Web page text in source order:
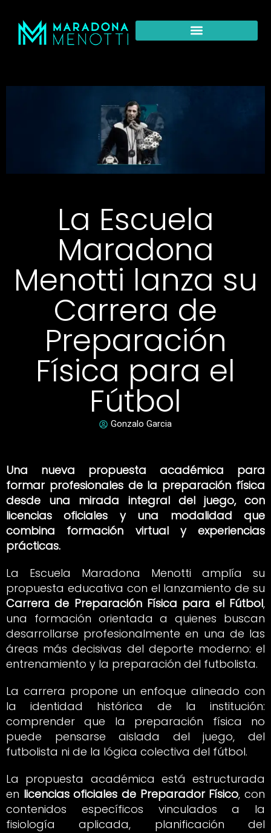
La Escuela
Maradona
Menotti lanza su
Carrera de
Preparación
Física para el
Fútbol
Gonzalo Garcia
Una nueva propuesta académica para
formar profesionales de la preparación física
desde una mirada integral del juego, con
licencias oficiales y una modalidad que
combina formación virtual y experiencias
prácticas.
La Escuela Maradona Menotti amplía su
propuesta educativa con el lanzamiento de su
Carrera de Preparación Física para el Fútbol,
una formación orientada a quienes buscan
desarrollarse profesionalmente en una de las
áreas más decisivas del deporte moderno: el
entrenamiento y la preparación del futbolista.
La carrera propone un enfoque alineado con
la identidad histórica de la institución:
comprender que la preparación física no
puede pensarse aislada del juego, del
futbolista ni de la lógica colectiva del fútbol.
La propuesta académica está estructurada
en licencias oficiales de Preparador Físico, con
contenidos específicos vinculados a la
fisiología aplicada, planificación del